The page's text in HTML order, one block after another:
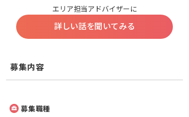
エリア担当アドバイザーに
詳しい話を聞いてみる
募集内容
募集職種